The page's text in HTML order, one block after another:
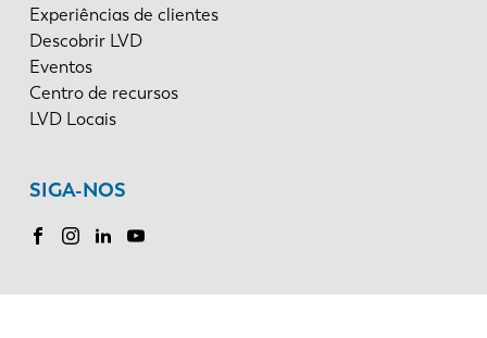
Experiências de clientes
Descobrir LVD
Eventos
Centro de recursos
LVD Locais
SIGA-NOS